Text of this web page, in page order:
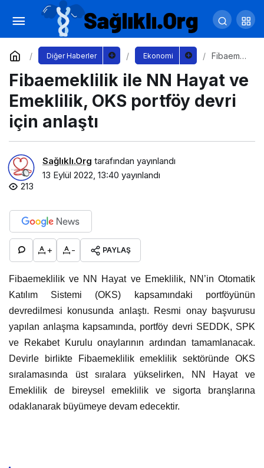
Diğer Haberler Ekonomi
Fibaeme
NN Hayat
ve
Emeklilik,
OKS
Fibaemeklilik ile NN Hayat ve
Emeklilik, OKS portföy devri
için anlaştı
Sağlıklı.Org tarafından yayınlandı
13 Eylül 2022, 13:40 yayınlandı
213
+ - PAYLAŞ
Fibaemeklilik ve NN Hayat ve Emeklilik, NN’in Otomatik
Katılım Sistemi (OKS) kapsamındaki portföyünün
devredilmesi konusunda anlaştı. Resmi onay başvurusu
yapılan anlaşma kapsamında, portföy devri SEDDK, SPK
ve Rekabet Kurulu onaylarının ardından tamamlanacak.
Devirle birlikte Fibaemeklilik emeklilik sektöründe OKS
sıralamasında üst sıralara yükselirken, NN Hayat ve
Emeklilik de bireysel emeklilik ve sigorta branşlarına
odaklanarak büyümeye devam edecektir.
Kadıköy Bostanları’nda Hasat Zamanı
Yorum Yap Paylaş